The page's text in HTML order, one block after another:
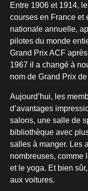
Entre 1906 et 1914,
courses en France et
nationale annuelle,
pilotes du monde
Grand Prix ACF
1967 il a changé à
nom de Grand Prix
Aujourd’hui, les
d’avantages
salons, une salle de
bibliothèque avec
salles à manger. Les
nombreuses, comme
et le yoga. Et bien
aux voitures.